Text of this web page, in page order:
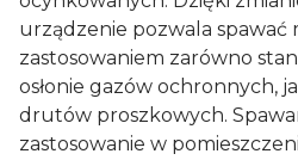
urządzenie pozwala spawać
zastosowaniem zarówno
osłonie gazów ochronnych,
drutów proszkowych.
zastosowanie w